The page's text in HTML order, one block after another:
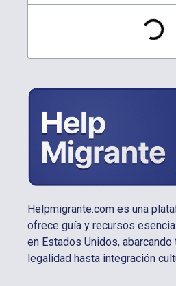
Helpmigrante.com es una
ofrece guía y recursos
en Estados Unidos,
legalidad hasta integración